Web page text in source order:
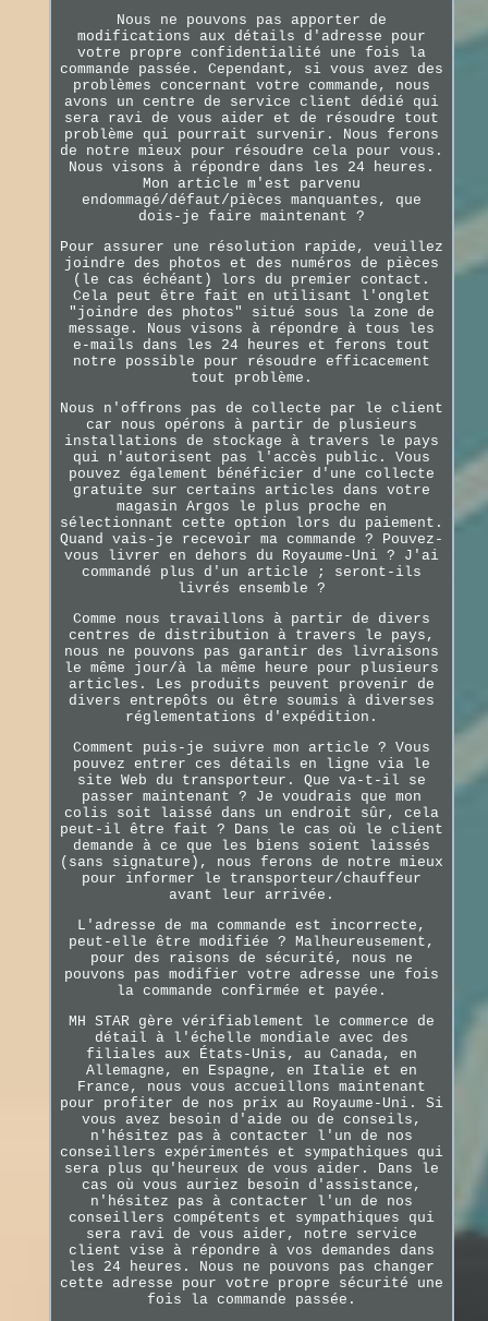
Nous ne pouvons pas apporter de
modifications aux détails d'adresse pour
votre propre confidentialité une fois la
commande passée. Cependant, si vous avez des
problèmes concernant votre commande, nous
avons un centre de service client dédié qui
sera ravi de vous aider et de résoudre tout
problème qui pourrait survenir. Nous ferons
de notre mieux pour résoudre cela pour vous.
Nous visons à répondre dans les 24 heures.
Mon article m'est parvenu
endommagé/défaut/pièces manquantes, que
dois-je faire maintenant ?
Pour assurer une résolution rapide, veuillez
joindre des photos et des numéros de pièces
(le cas échéant) lors du premier contact.
Cela peut être fait en utilisant l'onglet
"joindre des photos" situé sous la zone de
message. Nous visons à répondre à tous les
e-mails dans les 24 heures et ferons tout
notre possible pour résoudre efficacement
tout problème.
Nous n'offrons pas de collecte par le client
car nous opérons à partir de plusieurs
installations de stockage à travers le pays
qui n'autorisent pas l'accès public. Vous
pouvez également bénéficier d'une collecte
gratuite sur certains articles dans votre
magasin Argos le plus proche en
sélectionnant cette option lors du paiement.
Quand vais-je recevoir ma commande ? Pouvez-
vous livrer en dehors du Royaume-Uni ? J'ai
commandé plus d'un article ; seront-ils
livrés ensemble ?
Comme nous travaillons à partir de divers
centres de distribution à travers le pays,
nous ne pouvons pas garantir des livraisons
le même jour/à la même heure pour plusieurs
articles. Les produits peuvent provenir de
divers entrepôts ou être soumis à diverses
réglementations d'expédition.
Comment puis-je suivre mon article ? Vous
pouvez entrer ces détails en ligne via le
site Web du transporteur. Que va-t-il se
passer maintenant ? Je voudrais que mon
colis soit laissé dans un endroit sûr, cela
peut-il être fait ? Dans le cas où le client
demande à ce que les biens soient laissés
(sans signature), nous ferons de notre mieux
pour informer le transporteur/chauffeur
avant leur arrivée.
L'adresse de ma commande est incorrecte,
peut-elle être modifiée ? Malheureusement,
pour des raisons de sécurité, nous ne
pouvons pas modifier votre adresse une fois
la commande confirmée et payée.
MH STAR gère vérifiablement le commerce de
détail à l'échelle mondiale avec des
filiales aux États-Unis, au Canada, en
Allemagne, en Espagne, en Italie et en
France, nous vous accueillons maintenant
pour profiter de nos prix au Royaume-Uni. Si
vous avez besoin d'aide ou de conseils,
n'hésitez pas à contacter l'un de nos
conseillers expérimentés et sympathiques qui
sera plus qu'heureux de vous aider. Dans le
cas où vous auriez besoin d'assistance,
n'hésitez pas à contacter l'un de nos
conseillers compétents et sympathiques qui
sera ravi de vous aider, notre service
client vise à répondre à vos demandes dans
les 24 heures. Nous ne pouvons pas changer
cette adresse pour votre propre sécurité une
fois la commande passée.